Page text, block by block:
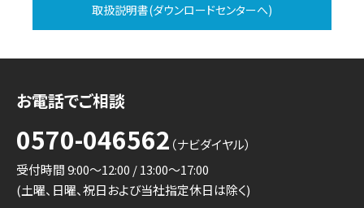
取扱説明書(ダウンロードセンターへ)
お電話でご相談
0570-046562 （ナビダイヤル）
受付時間 9:00～12:00 / 13:00～17:00
(土曜、日曜、祝日および当社指定休日は除く)